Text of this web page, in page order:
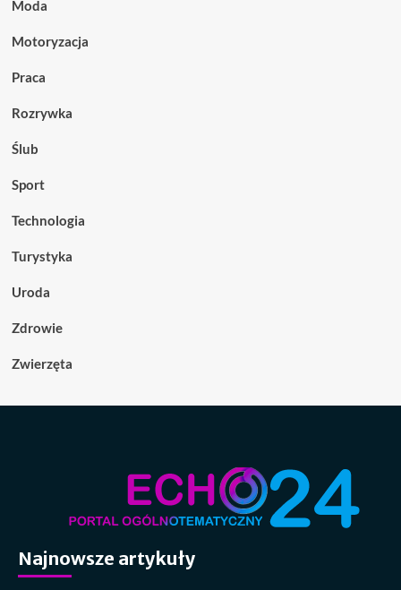
Moda
Motoryzacja
Praca
Rozrywka
Ślub
Sport
Technologia
Turystyka
Uroda
Zdrowie
Zwierzęta
Najnowsze artykuły